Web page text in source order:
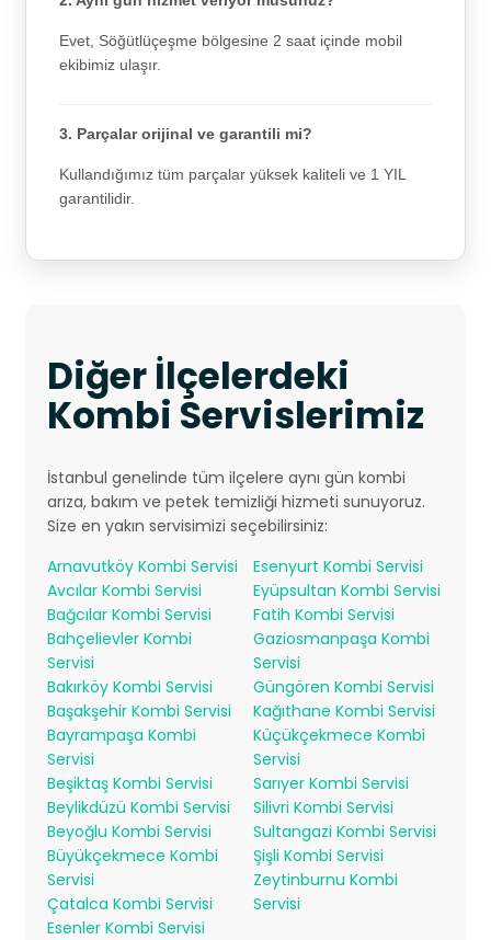
Evet, Söğütlüçeşme bölgesine 2 saat içinde mobil
ekibimiz ulaşır.
3. Parçalar orijinal ve garantili mi?
Kullandığımız tüm parçalar yüksek kaliteli ve 1 YIL
garantilidir.
Diğer İlçelerdeki
Kombi Servislerimiz
İstanbul genelinde tüm ilçelere aynı gün kombi
arıza, bakım ve petek temizliği hizmeti sunuyoruz.
Size en yakın servisimizi seçebilirsiniz:
Arnavutköy Kombi Servisi
Avcılar Kombi Servisi
Bağcılar Kombi Servisi
Bahçelievler Kombi
Servisi
Bakırköy Kombi Servisi
Başakşehir Kombi Servisi
Bayrampaşa Kombi
Servisi
Beşiktaş Kombi Servisi
Beylikdüzü Kombi Servisi
Beyoğlu Kombi Servisi
Büyükçekmece Kombi
Servisi
Çatalca Kombi Servisi
Esenler Kombi Servisi
Esenyurt Kombi Servisi
Eyüpsultan Kombi Servisi
Fatih Kombi Servisi
Gaziosmanpaşa Kombi
Servisi
Güngören Kombi Servisi
Kağıthane Kombi Servisi
Küçükçekmece Kombi
Servisi
Sarıyer Kombi Servisi
Silivri Kombi Servisi
Sultangazi Kombi Servisi
Şişli Kombi Servisi
Zeytinburnu Kombi
Servisi